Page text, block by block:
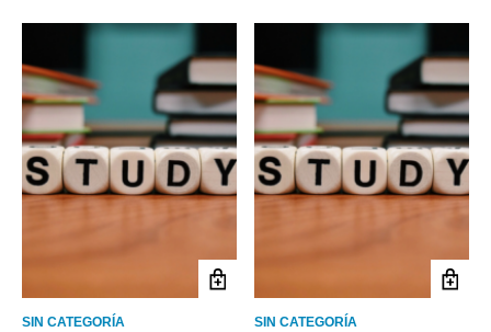
SIN CATEGORÍA SIN CATEGORÍA